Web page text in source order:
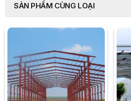
SẢN PHẨM CÙNG LOẠI